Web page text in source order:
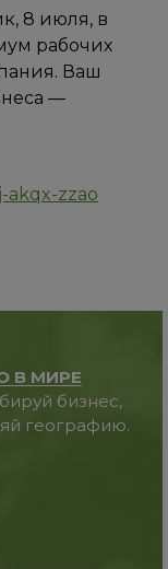
8 июля, в
рабочих
Ваш
—
akqx-zzao
В МИРЕ
бизнес,
географию.